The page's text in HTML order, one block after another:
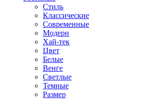
Стиль
Классические
Современные
Модерн
Хай-тек
Цвет
Белые
Венге
Светлые
Темные
Размер